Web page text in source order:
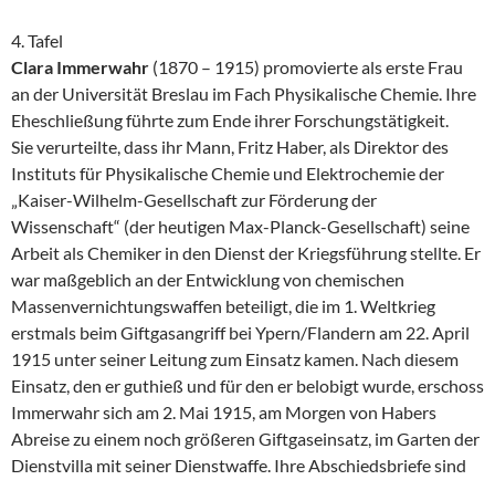
4. Tafel
Clara Immerwahr (1870 – 1915) promovierte als erste Frau
an der Universität Breslau im Fach Physikalische Chemie. Ihre
Eheschließung führte zum Ende ihrer Forschungstätigkeit.
Sie verurteilte, dass ihr Mann, Fritz Haber, als Direktor des
Instituts für Physikalische Chemie und Elektrochemie der
„Kaiser-Wilhelm-Gesellschaft zur Förderung der
Wissenschaft“ (der heutigen Max-Planck-Gesellschaft) seine
Arbeit als Chemiker in den Dienst der Kriegsführung stellte. Er
war maßgeblich an der Entwicklung von chemischen
Massenvernichtungswaffen beteiligt, die im 1. Weltkrieg
erstmals beim Giftgasangriff bei Ypern/Flandern am 22. April
1915 unter seiner Leitung zum Einsatz kamen. Nach diesem
Einsatz, den er guthieß und für den er belobigt wurde, erschoss
Immerwahr sich am 2. Mai 1915, am Morgen von Habers
Abreise zu einem noch größeren Giftgaseinsatz, im Garten der
Dienstvilla mit seiner Dienstwaffe. Ihre Abschiedsbriefe sind